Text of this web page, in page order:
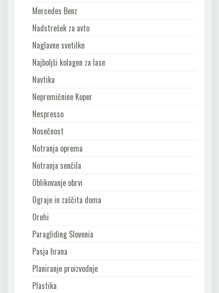
Mercedes Benz
Nadstrešek za avto
Naglavne svetilke
Najboljši kolagen za lase
Navtika
Nepremičnine Koper
Nespresso
Nosečnost
Notranja oprema
Notranja senčila
Oblikovanje obrvi
Ograje in zaščita doma
Orehi
Paragliding Slovenia
Pasja hrana
Planiranje proizvodnje
Plastika